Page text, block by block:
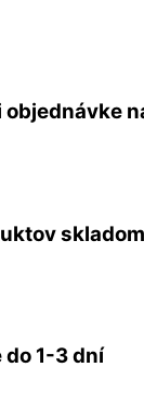
objednávke
skladom
do1-3 dní